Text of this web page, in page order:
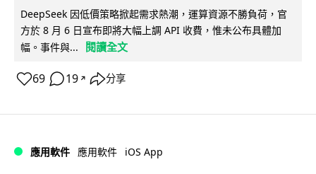
DeepSeek 因低價策略掀起需求熱潮，運算資源不勝負荷，官
方於 8 月 6 日宣布即將大幅上調 API 收費，惟未公布具體加
幅。事件與...
閱讀全文
69 19 ↗ 分享
應用軟件 應用軟件 iOS App